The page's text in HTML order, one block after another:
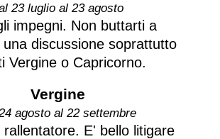
23 luglio al 23 agosto
impegni. Non buttarti a
discussione soprattutto
Vergine o Capricorno.
Vergine
agosto al 22 settembre
rallentatore. E' bello litigare